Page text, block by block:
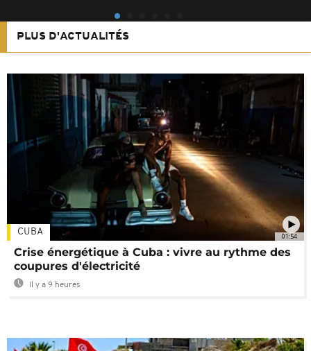
PLUS D'ACTUALITÉS
01:54
CUBA
Crise énergétique à Cuba : vivre au rythme des
coupures d'électricité
Il y a 9 heures